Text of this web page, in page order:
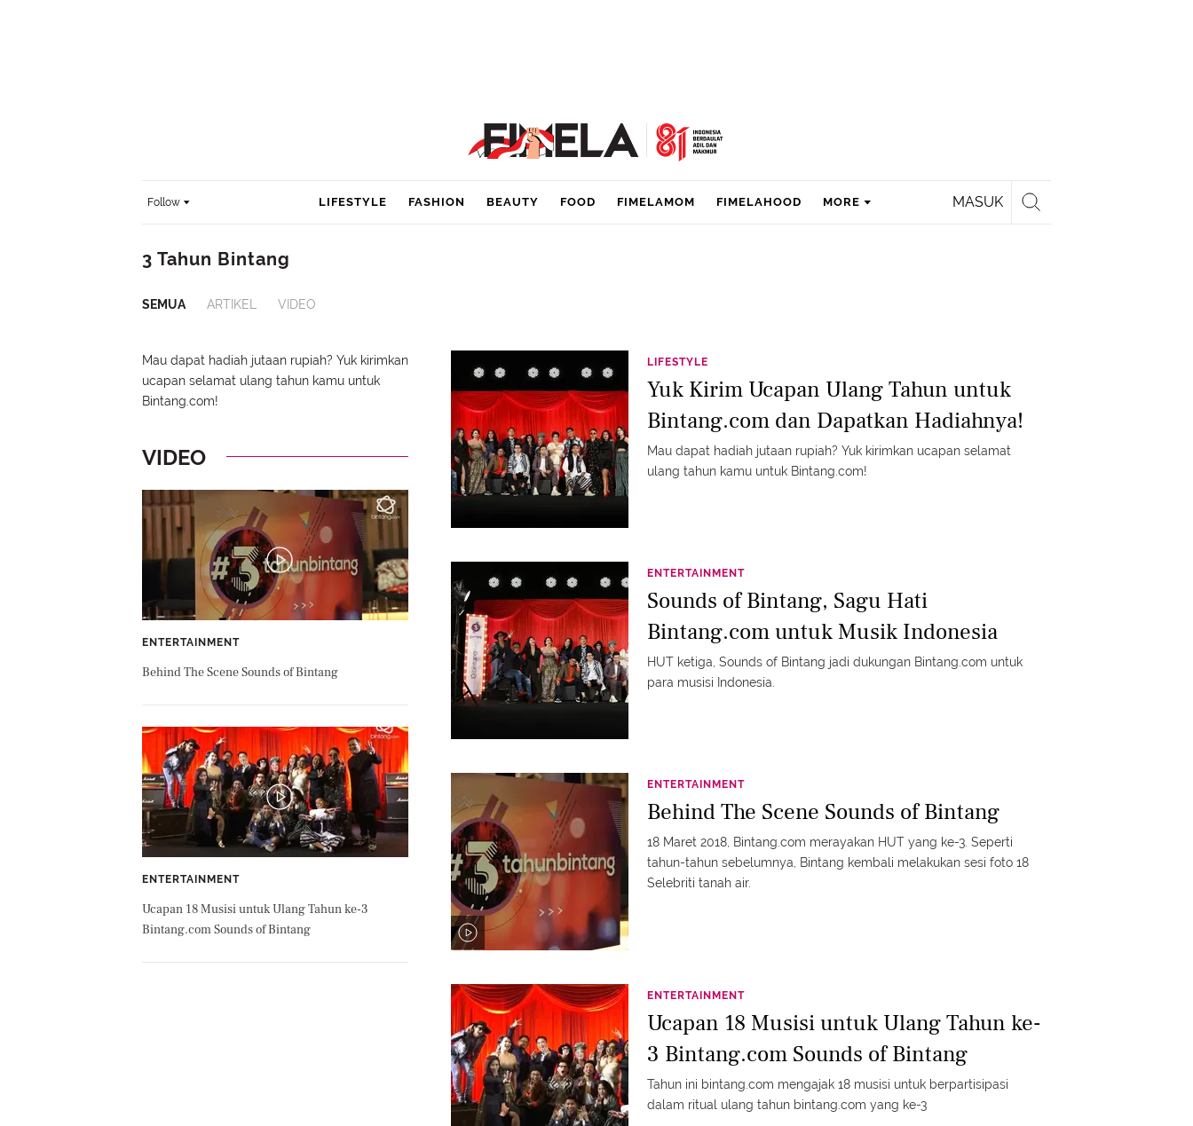
Follow MASUK
LIFESTYLE FASHION BEAUTY FOOD FIMELAMOM FIMELAHOOD MORE
3 Tahun Bintang
SEMUA ARTIKEL VIDEO
Mau dapat hadiah jutaan rupiah? Yuk kirimkan
ucapan selamat ulang tahun kamu untuk
Bintang.com!
VIDEO
ENTERTAINMENT
Behind The Scene Sounds of Bintang
ENTERTAINMENT
Ucapan 18 Musisi untuk Ulang Tahun ke-3
Bintang.com Sounds of Bintang
LIFESTYLE
Yuk Kirim Ucapan Ulang Tahun untuk
Bintang.com dan Dapatkan Hadiahnya!
Mau dapat hadiah jutaan rupiah? Yuk kirimkan ucapan selamat
ulang tahun kamu untuk Bintang.com!
ENTERTAINMENT
Sounds of Bintang, Sagu Hati
Bintang.com untuk Musik Indonesia
HUT ketiga, Sounds of Bintang jadi dukungan Bintang.com untuk
para musisi Indonesia.
ENTERTAINMENT
Behind The Scene Sounds of Bintang
18 Maret 2018, Bintang.com merayakan HUT yang ke-3. Seperti
tahun-tahun sebelumnya, Bintang kembali melakukan sesi foto 18
Selebriti tanah air.
ENTERTAINMENT
Ucapan 18 Musisi untuk Ulang Tahun ke-
3 Bintang.com Sounds of Bintang
Tahun ini bintang.com mengajak 18 musisi untuk berpartisipasi
dalam ritual ulang tahun bintang.com yang ke-3